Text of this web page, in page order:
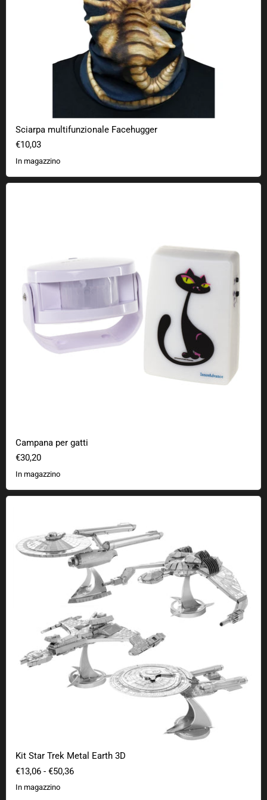
Sciarpa multifunzionale Facehugger
€10,03
In magazzino
Campana per gatti
€30,20
In magazzino
Kit Star Trek Metal Earth 3D
€13,06 - €50,36
In magazzino